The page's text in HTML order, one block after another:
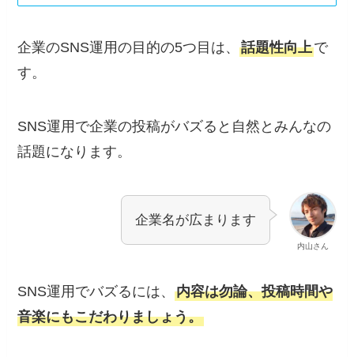
企業のSNS運用の目的の5つ目は、話題性向上で
す。
SNS運用で企業の投稿がバズると自然とみんなの
話題になります。
内山さん
企業名が広まります
SNS運用でバズるには、内容は勿論、投稿時間や
音楽にもこだわりましょう。